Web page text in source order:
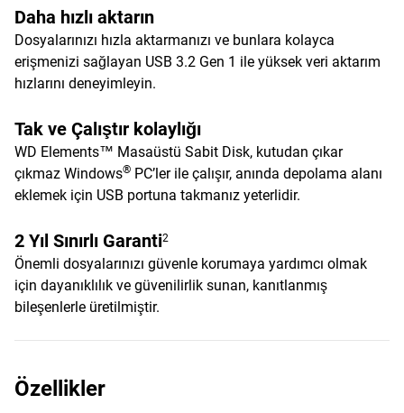
Daha hızlı aktarın
Dosyalarınızı hızla aktarmanızı ve bunlara kolayca
erişmenizi sağlayan USB 3.2 Gen 1 ile yüksek veri aktarım
hızlarını deneyimleyin.
Tak ve Çalıştır kolaylığı
WD Elements™ Masaüstü Sabit Disk, kutudan çıkar
çıkmaz Windows® PC’ler ile çalışır, anında depolama alanı
eklemek için USB portuna takmanız yeterlidir.
2 Yıl Sınırlı Garanti2
Önemli dosyalarınızı güvenle korumaya yardımcı olmak
için dayanıklılık ve güvenilirlik sunan, kanıtlanmış
bileşenlerle üretilmiştir.
Özellikler